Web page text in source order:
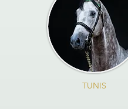
TUNIS